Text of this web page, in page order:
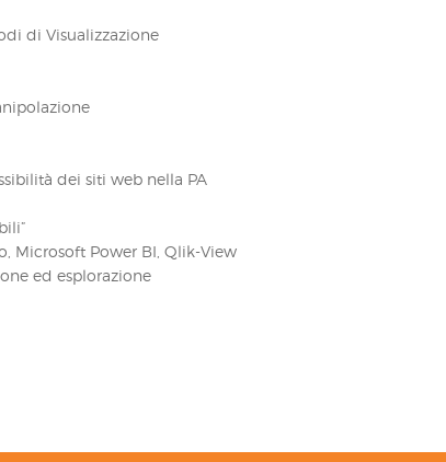
di Visualizzazione
dei siti web nella PA
Microsoft Power BI, Qlik-View
ed esplorazione